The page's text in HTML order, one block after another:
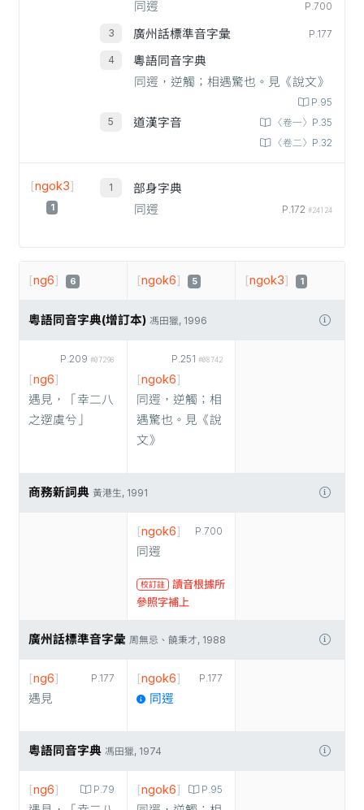
同遌
P.700
廣州話標準音字彙 P.177
粵語同音字典
同遌，逆觸；相遇驚也。見《說文》
P.95
道漢字音
〈卷一〉P.35
〈卷二〉P.32
[ngok3]
1
部身字典
同遌
P.172 #24124
[ng6] 6 [ngok6] 5 [ngok3] 1
粵語同音字典(增訂本) 馮田獵, 1996
P.209 #07298
[ng6]
遇見，「幸二八
之遻虞兮」
P.251 #08742
[ngok6]
同遌，逆觸；相
遇驚也。見《說
文》
商務新詞典 黃港生, 1991
P.700
[ngok6]
同遌
校訂註
讀音根據所
參照字補上
廣州話標準音字彙 周無忌、饒秉才, 1988
P.177
[ng6]
遇見
P.177
[ngok6]
同遌
粵語同音字典 馮田獵, 1974
P.79
[ng6]
P.95
[ngok6]